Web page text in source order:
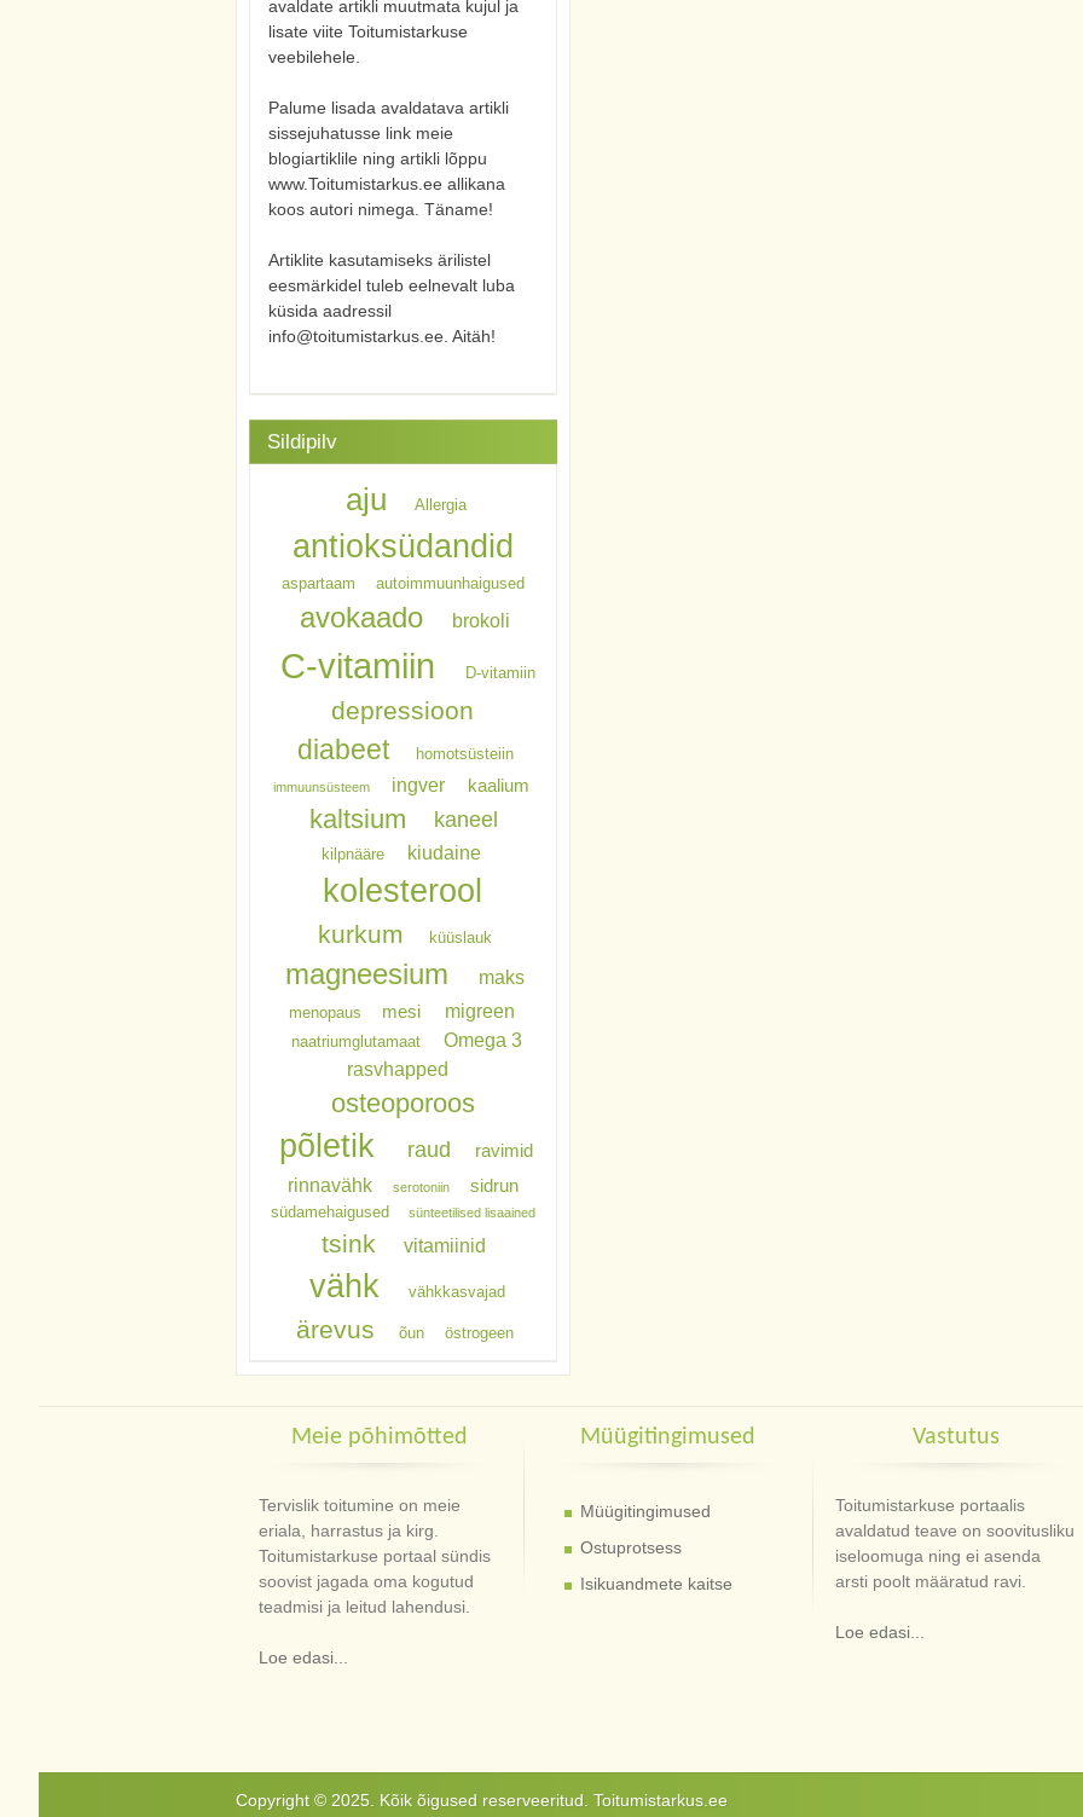
avaldate artikli muutmata kujul ja
lisate viite Toitumistarkuse
veebilehele.
Palume lisada avaldatava artikli
sissejuhatusse link meie
blogiartiklile ning artikli lõppu
www.Toitumistarkus.ee allikana
koos autori nimega. Täname!
Artiklite kasutamiseks ärilistel
eesmärkidel tuleb eelnevalt luba
küsida aadressil
info@toitumistarkus.ee. Aitäh!
Sildipilv
aju Allergia
antioksüdandid
aspartaam autoimmuunhaigused
avokaado brokoli
C-vitamiin D-vitamiin
depressioon
diabeet homotsüsteiin
immuunsüsteem ingver kaalium
kaltsium kaneel
kilpnääre kiudaine
kolesterool
kurkum küüslauk
magneesium maks
menopaus mesi migreen
naatriumglutamaat
Omega 3
rasvhapped
osteoporoos
põletik raud ravimid
rinnavähk serotoniin sidrun
südamehaigused sünteetilised lisaained
tsink vitamiinid
vähk vähkkasvajad
ärevus õun östrogeen
Meie põhimõtted
Tervislik toitumine on meie
eriala, harrastus ja kirg.
Toitumistarkuse portaal sündis
soovist jagada oma kogutud
teadmisi ja leitud lahendusi.
Loe edasi...
Müügitingimused
Müügitingimused
Ostuprotsess
Isikuandmete kaitse
Vastutus
Toitumistarkuse portaalis
avaldatud teave on soovitusliku
iseloomuga ning ei asenda
arsti poolt määratud ravi.
Loe edasi...
Copyright © 2025. Kõik õigused reserveeritud. Toitumistarkus.ee